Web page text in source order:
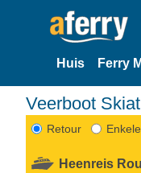
Huis Ferry
Veerboot
Retour
Heenreis